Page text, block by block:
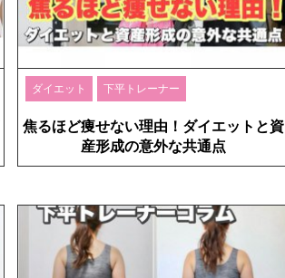
ダイエット 下平トレーナー
焦るほど痩せない理由！ダイエットと資
産形成の意外な共通点